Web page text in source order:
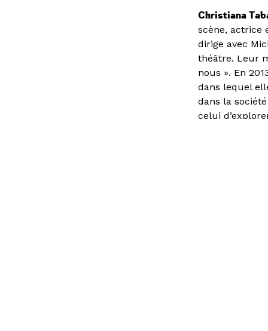
Christiana
scène, actrice
dirige avec
théâtre. Leur
nous ». En
dans lequel
dans la
celui